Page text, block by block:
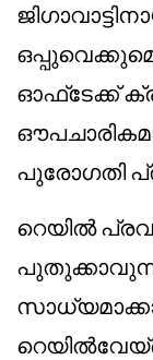
ഓഫ്‌ടേക്ക്
പുരോഗതി
റെയിൽ